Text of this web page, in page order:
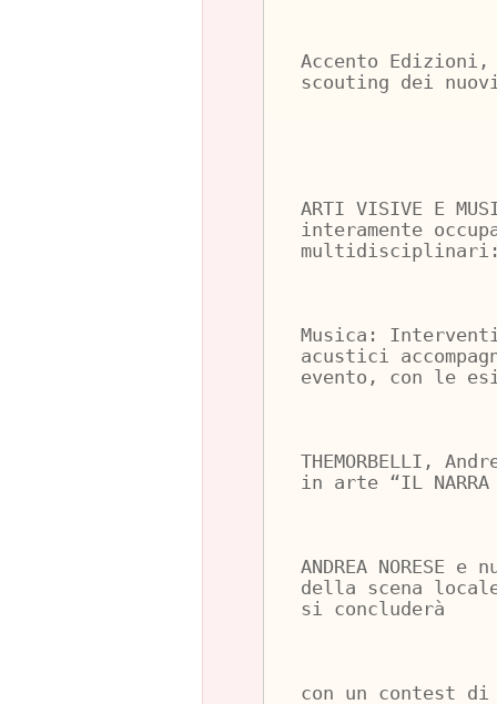
Accento
scouting dei
ARTI VISIVE E
interamente
Musica:
acustici
evento, con le
THEMORBELLI,
in arte “IL
ANDREA NORESE
della scena
si concluderà
con un contest di